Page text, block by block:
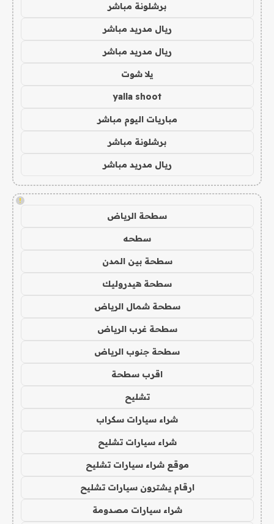
برشلونة مباشر
ريال مدريد مباشر
ريال مدريد مباشر
يلا شوت
yalla shoot
مباريات اليوم مباشر
برشلونة مباشر
ريال مدريد مباشر
!
سطحة الرياض
سطحه
سطحة بين المدن
سطحة هيدروليك
سطحة شمال الرياض
سطحة غرب الرياض
سطحة جنوب الرياض
اقرب سطحة
تشليح
شراء سيارات سكراب
شراء سيارات تشليح
موقع شراء سيارات تشليح
ارقام يشترون سيارات تشليح
شراء سيارات مصدومة